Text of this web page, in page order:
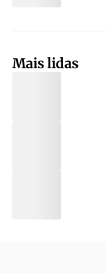
Mais lidas